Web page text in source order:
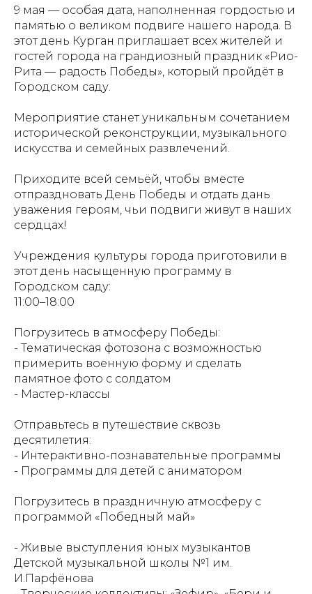
9 мая — особая дата, наполненная гордостью и
памятью о великом подвиге нашего народа. В
этот день Курган приглашает всех жителей и
гостей города на грандиозный праздник «Рио-
Рита — радость Победы», который пройдёт в
Городском саду.
Мероприятие станет уникальным сочетанием
исторической реконструкции, музыкального
искусства и семейных развлечений.
Приходите всей семьёй, чтобы вместе
отпраздновать День Победы и отдать дань
уважения героям, чьи подвиги живут в наших
сердцах!
Учреждения культуры города приготовили в
этот день насыщенную программу в
Городском саду:
11:00–18:00
Погрузитесь в атмосферу Победы:
- Тематическая фотозона с возможностью
примерить военную форму и сделать
памятное фото с солдатом
- Мастер-классы
Отправьтесь в путешествие сквозь
десятилетия:
- Интерактивно-познавательные программы
- Программы для детей с аниматором
Погрузитесь в праздничную атмосферу с
программой «Победный май»
- Живые выступления юных музыкантов
Детской музыкальной школы №1 им.
И.Парфёнова